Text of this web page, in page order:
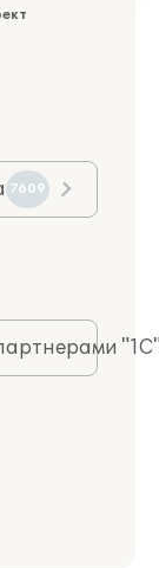
7609